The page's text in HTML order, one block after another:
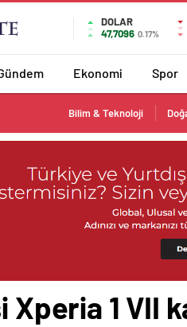
DOLAR
47,7096 0.17%
Ekonomi Spor
Bilim & Teknoloji
1 VII